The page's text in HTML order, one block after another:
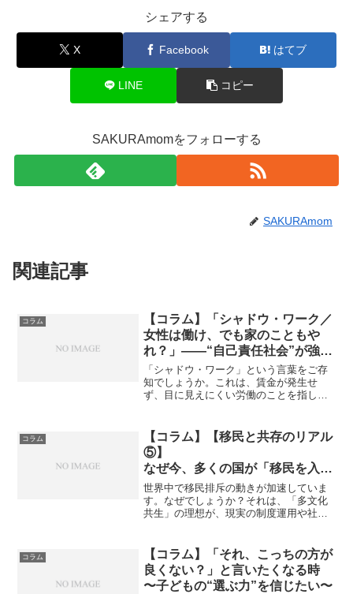
シェアする
X Facebook はてブ
LINE コピー
SAKURAmomをフォローする
SAKURAmom
関連記事
コラム
【コラム】「シャドウ・ワーク／
女性は働け、でも家のこともや
れ？」――“自己責任社会”が強い
る二重労働
「シャドウ・ワーク」という言葉をご存
知でしょうか。これは、賃金が発生せ
ず、目に見えにくい労働のことを指しま
したシャドウ・ワークが女性のキャリア
に与える影響についての議...
コラム
【コラム】【移民と共存のリアル
⑤】
なぜ今、多くの国が「移民を入れ
ない」方向へ進んでいるのか？
世界中で移民排斥の動きが加速していま
す。なぜでしょうか？それは、「多文化
共生」の理想が、現実の制度運用や社会
ン、フランス、イタリアなど、かつて移
民受け入れに積極的だった...
コラム
【コラム】「それ、こっちの方が
良くない？」と言いたくなる時
〜子どもの“選ぶ力”を信じたい〜